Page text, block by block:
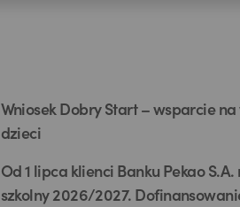
Wniosek Dobry Start – wsparcie
dzieci
Od 1 lipca klienci Banku Pekao
szkolny 2026/2027.